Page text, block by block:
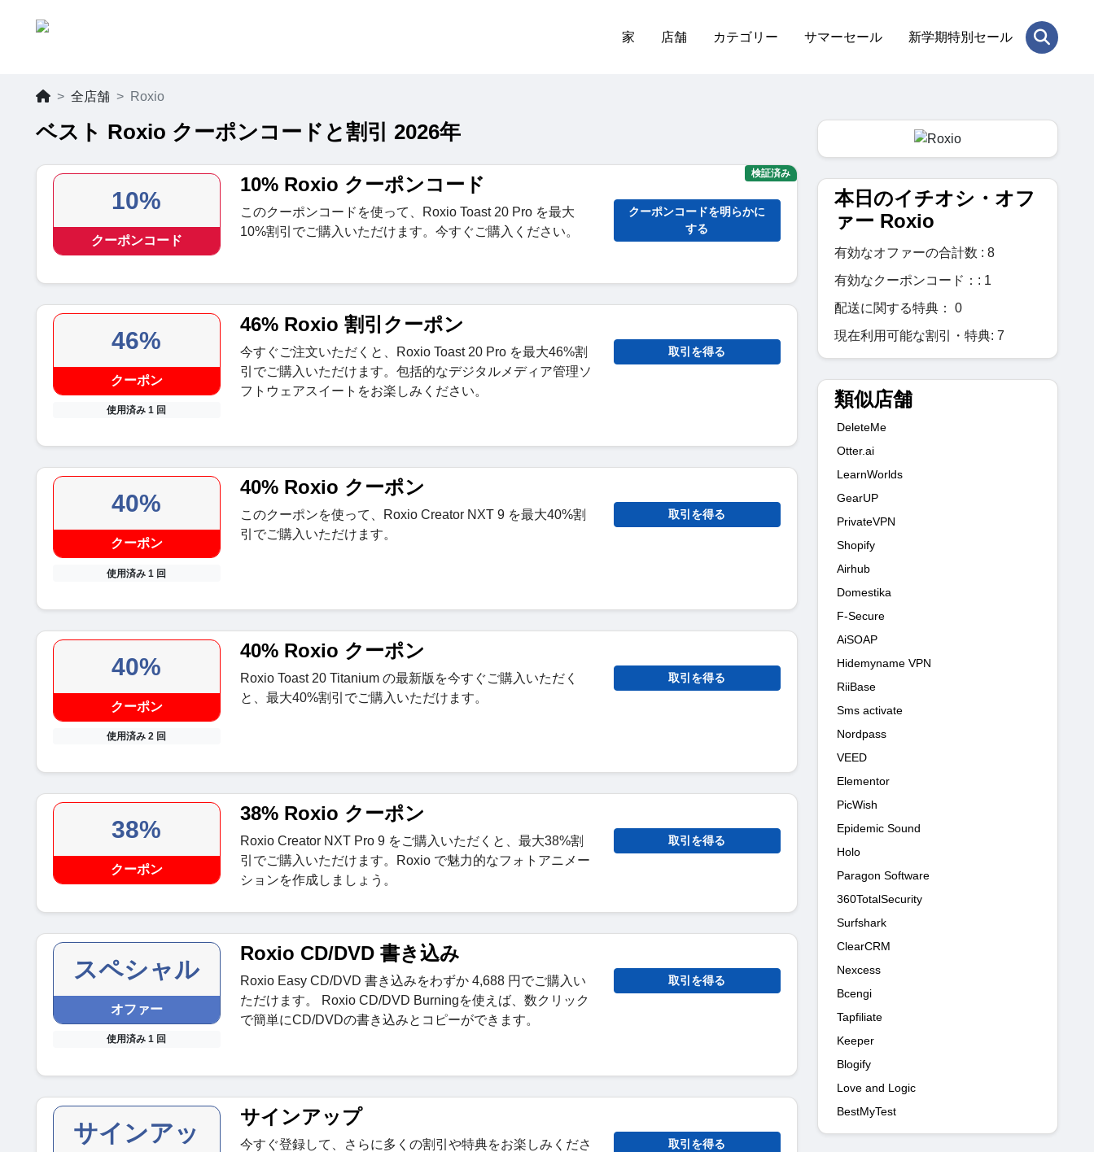
家 店舗 カテゴリー サマーセール 新学期特別セール
全店舗 Roxio
ベスト Roxio クーポンコードと割引 2026年
10%
クーポンコード
10% Roxio クーポンコード
このクーポンコードを使って、Roxio Toast 20 Pro を最大
10%割引でご購入いただけます。今すぐご購入ください。
クーポンコードを明らかに
する
検証済み
46%
クーポン
使用済み 1 回
46% Roxio 割引クーポン
今すぐご注文いただくと、Roxio Toast 20 Pro を最大46%割
引でご購入いただけます。包括的なデジタルメディア管理ソ
フトウェアスイートをお楽しみください。
取引を得る
40%
クーポン
使用済み 1 回
40% Roxio クーポン
このクーポンを使って、Roxio Creator NXT 9 を最大40%割
引でご購入いただけます。
取引を得る
40%
クーポン
使用済み 2 回
40% Roxio クーポン
Roxio Toast 20 Titanium の最新版を今すぐご購入いただく
と、最大40%割引でご購入いただけます。
取引を得る
38%
クーポン
38% Roxio クーポン
Roxio Creator NXT Pro 9 をご購入いただくと、最大38%割
引でご購入いただけます。Roxio で魅力的なフォトアニメー
ションを作成しましょう。
取引を得る
スペシャル
オファー
使用済み 1 回
Roxio CD/DVD 書き込み
Roxio Easy CD/DVD 書き込みをわずか 4,688 円でご購入い
ただけます。 Roxio CD/DVD Burningを使えば、数クリック
で簡単にCD/DVDの書き込みとコピーができます。
取引を得る
サインアッ
サインアップ
今すぐ登録して、さらに多くの割引や特典をお楽しみくださ
取引を得る
本日のイチオシ・オフ
ァー Roxio
有効なオファーの合計数 : 8
有効なクーポンコード：: 1
配送に関する特典： 0
現在利用可能な割引・特典: 7
類似店舗
DeleteMe
Otter.ai
LearnWorlds
GearUP
PrivateVPN
Shopify
Airhub
Domestika
F‑Secure
AiSOAP
Hidemyname VPN
RiiBase
Sms activate
Nordpass
VEED
Elementor
PicWish
Epidemic Sound
Holo
Paragon Software
360TotalSecurity
Surfshark
ClearCRM
Nexcess
Bcengi
Tapfiliate
Keeper
Blogify
Love and Logic
BestMyTest